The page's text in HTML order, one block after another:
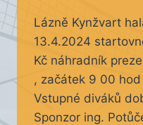
Lázně Kynžvart
13.4.2024
Kč náhradník
, začátek 9 00
Vstupné diváků
Sponzor ing.